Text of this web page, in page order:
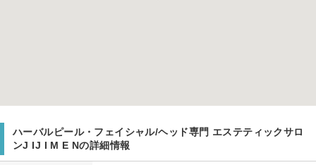
ハーバルピール・フェイシャル/ヘッド専門 エステティックサロ
ンJ IJ I M E Nの詳細情報